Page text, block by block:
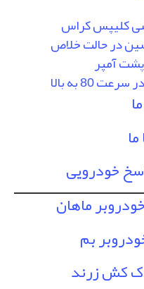
کلیپس کراس
در حالت خلاص
آمپر
به بالا
خودرویی
ماهان
بم
کش زرند